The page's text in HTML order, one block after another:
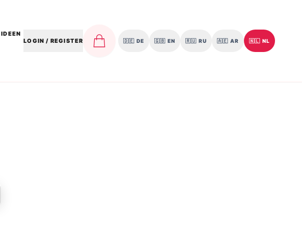
IDEEN
LOGIN / REGISTER
🇩🇪 DE 🇬🇧 EN 🇷🇺 RU 🇦🇪 AR 🇳🇱 NL